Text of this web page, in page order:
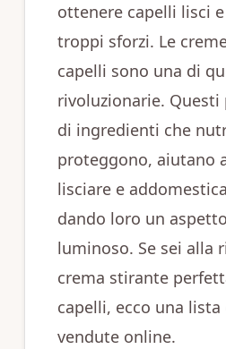
ottenere capelli lisci
troppi sforzi. Le
capelli sono una di
rivoluzionarie.
di ingredienti che
proteggono, aiutano
lisciare e
dando loro un
luminoso. Se sei alla
crema stirante
capelli, ecco una
vendute online.